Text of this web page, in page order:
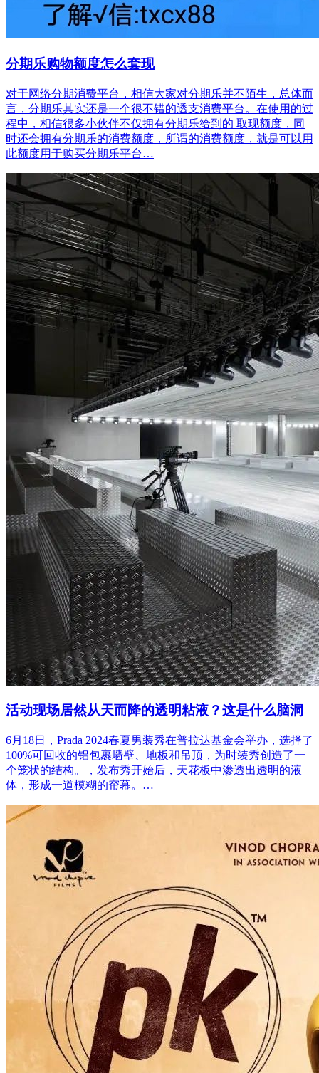
分期乐购物额度怎么套现
对于网络分期消费平台，相信大家对分期乐并不陌生，总体而
言，分期乐其实还是一个很不错的透支消费平台。在使用的过
程中，相信很多小伙伴不仅拥有分期乐给到的 取现额度，同
时还会拥有分期乐的消费额度，所谓的消费额度，就是可以用
此额度用于购买分期乐平台…
活动现场居然从天而降的透明粘液？这是什么脑洞
6月18日，Prada 2024春夏男装秀在普拉达基金会举办，选择了
100%可回收的铝包裹墙壁、地板和吊顶，为时装秀创造了一
个笼状的结构。，发布秀开始后，天花板中渗透出透明的液
体，形成一道模糊的帘幕。…